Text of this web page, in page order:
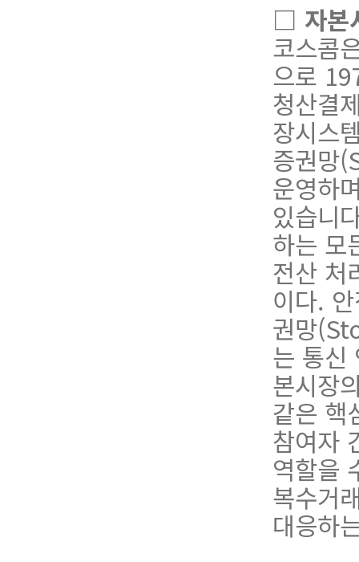
□ 자
코스콤
으로
청산결
장시스
증권망
운영하
있습니
하는 모
전산 처
이다.
권망(St
는 통신
본시장
같은 핵
참여자
역할을
복수거
대응하